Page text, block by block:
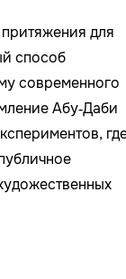
для
способ
современного
Абу‑Даби